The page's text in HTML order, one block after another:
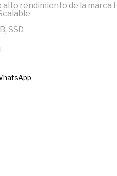
alto rendimiento de la marca
SSD